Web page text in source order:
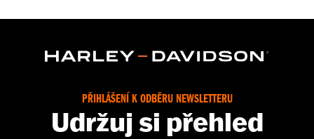
PŘIHLÁŠENÍ K ODBĚRU NEWSLETTERU
Udržuj si přehled